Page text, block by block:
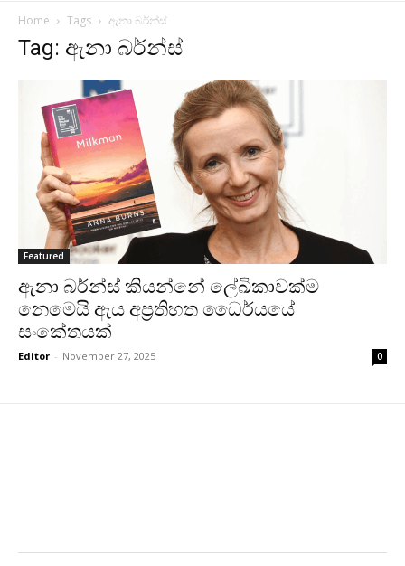
Home Tags ඇනා බර්න්ස්
Tag: ඇනා බර්න්ස්
Featured
ඇනා බර්න්ස් කියන්නේ ලේඛිකාවක්ම
නෙමෙයි ඇය අප්‍රතිහත ධෛර්යයේ
සංකේතයක්
Editor - November 27, 2025 0